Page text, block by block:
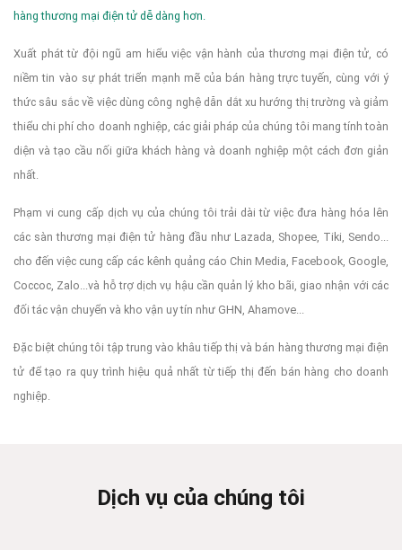
To fix it you can:
1. In the Slider Settings -> Troubleshooting set option:Put
JS Includes To Body option to true.
2. Find the double jquery.js include and remove it.
hàng thương mại điện tử dễ dàng hơn.
Xuất phát từ đội ngũ am hiểu việc vận hành của thương mại điện tử, có
niềm tin vào sự phát triển mạnh mẽ của bán hàng trực tuyến, cùng với ý
thức sâu sắc về việc dùng công nghệ dẫn dắt xu hướng thị trường và giảm
thiểu chi phí cho doanh nghiệp, các giải pháp của chúng tôi mang tính toàn
diện và tạo cầu nối giữa khách hàng và doanh nghiệp một cách đơn giản
nhất.
Phạm vi cung cấp dịch vụ của chúng tôi trải dài từ việc đưa hàng hóa lên
các sàn thương mại điện tử hàng đầu như Lazada, Shopee, Tiki, Sendo...
cho đến việc cung cấp các kênh quảng cáo Chin Media, Facebook, Google,
Coccoc, Zalo...và hỗ trợ dịch vụ hậu cần quản lý kho bãi, giao nhận với các
đối tác vận chuyển và kho vận uy tín như GHN, Ahamove...
Đặc biệt chúng tôi tập trung vào khâu tiếp thị và bán hàng thương mại điện
tử để tạo ra quy trình hiệu quả nhất từ tiếp thị đến bán hàng cho doanh
nghiệp.
Dịch vụ của chúng tôi